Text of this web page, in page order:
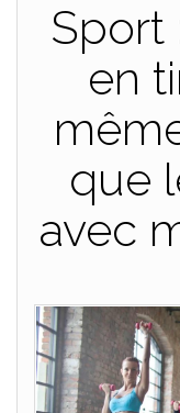
Sport
en
que
avec